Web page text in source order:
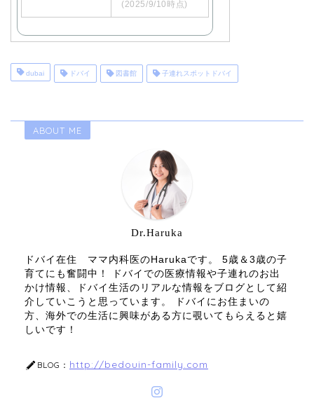
(2025/9/10時点)
dubai ドバイ 図書館 子連れスポットドバイ
ABOUT ME
Dr.Haruka
ドバイ在住 ママ内科医のHarukaです。 5歳＆3歳の子
育てにも奮闘中！ ドバイでの医療情報や子連れのお出
かけ情報、ドバイ生活のリアルな情報をブログとして紹
介していこうと思っています。 ドバイにお住まいの
方、海外での生活に興味がある方に覗いてもらえると嬉
しいです！
BLOG： http://bedouin-family.com